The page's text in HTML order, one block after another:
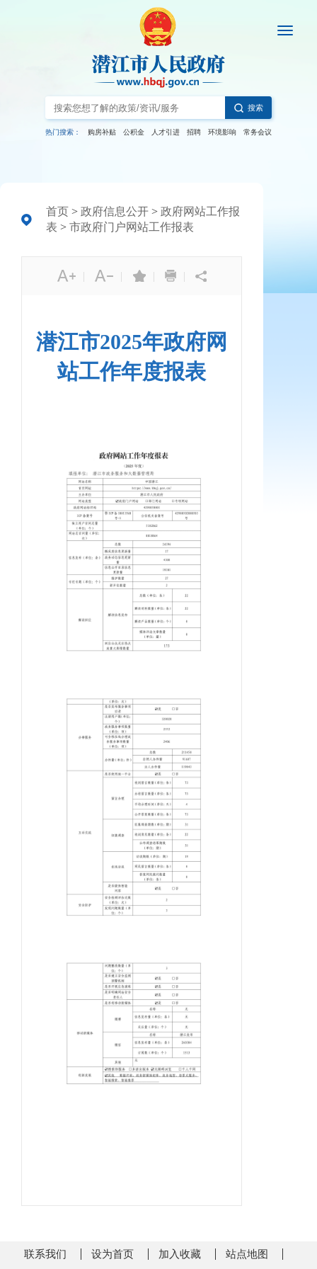
搜索
热门搜索： 购房补贴 公积金 人才引进 招聘 环境影响 常务会议
首页 > 政府信息公开 > 政府网站工作报
表 > 市政府门户网站工作报表
| | | |
潜江市2025年政府网
站工作年度报表
联系我们 设为首页 加入收藏 站点地图